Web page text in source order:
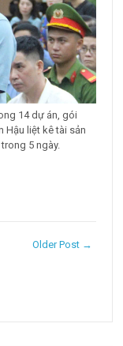
14 dự án, gói
Hậu liệt kê tài sản
5 ngày.
Older Post →